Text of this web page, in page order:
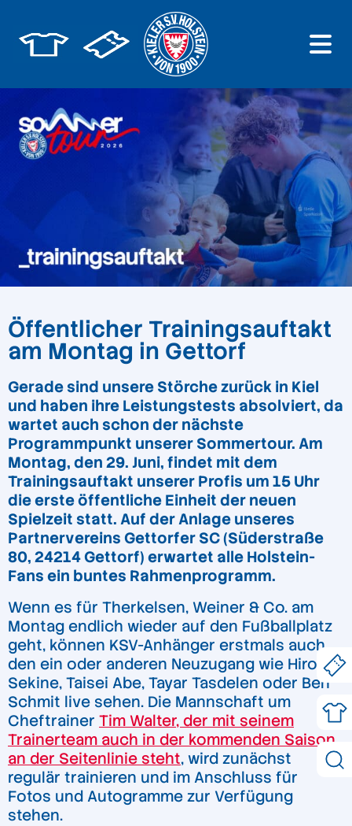
Öffentlicher Trainingsauftakt
am Montag in Gettorf
Gerade sind unsere Störche zurück in Kiel
und haben ihre Leistungstests absolviert, da
wartet auch schon der nächste
Programmpunkt unserer Sommertour. Am
Montag, den 29. Juni, findet mit dem
Trainingsauftakt unserer Profis um 15 Uhr
die erste öffentliche Einheit der neuen
Spielzeit statt. Auf der Anlage unseres
Partnervereins Gettorfer SC (Süderstraße
80, 24214 Gettorf) erwartet alle Holstein-
Fans ein buntes Rahmenprogramm.
Wenn es für Therkelsen, Weiner & Co. am
Montag endlich wieder auf den Fußballplatz
geht, können KSV-Anhänger erstmals auch
den ein oder anderen Neuzugang wie Hiroki
Sekine, Taisei Abe, Tayar Tasdelen oder Ben
Schmit live sehen. Die Mannschaft um
Cheftrainer Tim Walter, der mit seinem
Trainerteam auch in der kommenden Saison
an der Seitenlinie steht, wird zunächst
regulär trainieren und im Anschluss für
Fotos und Autogramme zur Verfügung
stehen.